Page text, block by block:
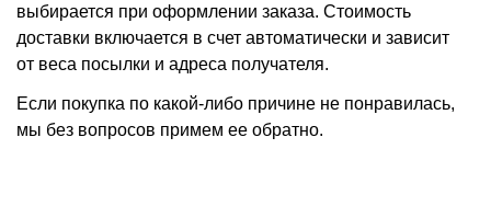
выбирается при оформлении заказа. Стоимость
доставки включается в счет автоматически и зависит
от веса посылки и адреса получателя.
Если покупка по какой-либо причине не понравилась,
мы без вопросов примем ее обратно.